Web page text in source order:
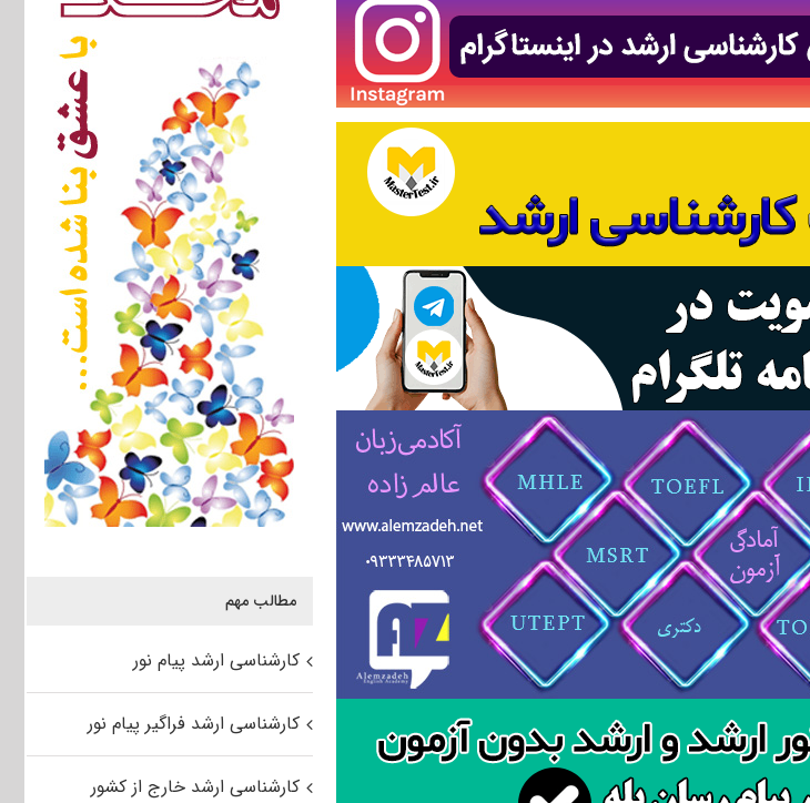
مطالب مهم
کارشناسی ارشد پیام نور
کارشناسی ارشد فراگیر پیام نور
کارشناسی ارشد خارج از کشور